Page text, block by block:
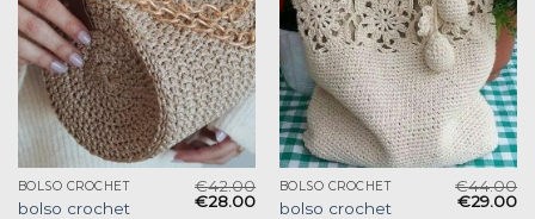
BOLSO CROCHET
bolso crochet
€42.00
€28.00
BOLSO CROCHET
bolso crochet
€44.00
€29.00